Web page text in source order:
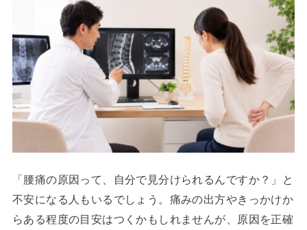
「腰痛の原因って、自分で見分けられるんですか？」と
不安になる人もいるでしょう。痛みの出方やきっかけか
らある程度の目安はつくかもしれませんが、原因を正確